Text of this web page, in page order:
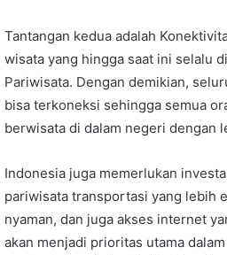
Tantangan kedua adalah
wisata yang hingga saat ini selalu
Pariwisata. Dengan demikian,
bisa terkoneksi sehingga semua
berwisata di dalam negeri dengan
Indonesia juga memerlukan
pariwisata transportasi yang lebih
nyaman, dan juga akses internet
akan menjadi prioritas utama